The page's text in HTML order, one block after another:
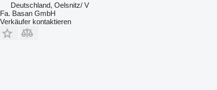
Deutschland, Oelsnitz/ V
Fa. Basan GmbH
Verkäufer kontaktieren